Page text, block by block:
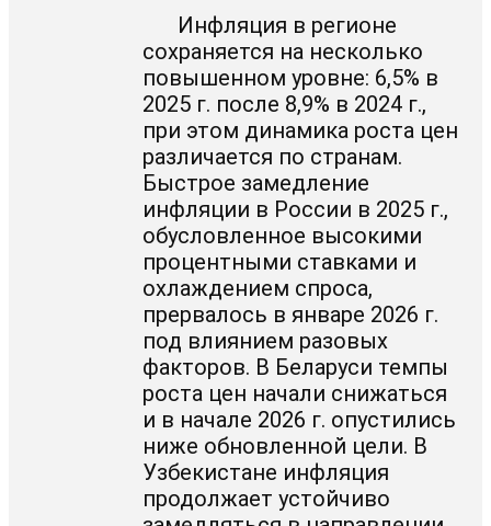
Инфляция в регионе
сохраняется на несколько
повышенном уровне: 6,5% в
2025 г. после 8,9% в 2024 г.,
при этом динамика роста цен
различается по странам.
Быстрое замедление
инфляции в России в 2025 г.,
обусловленное высокими
процентными ставками и
охлаждением спроса,
прервалось в январе 2026 г.
под влиянием разовых
факторов. В Беларуси темпы
роста цен начали снижаться
и в начале 2026 г. опустились
ниже обновленной цели. В
Узбекистане инфляция
продолжает устойчиво